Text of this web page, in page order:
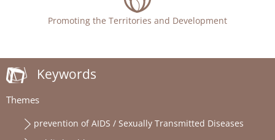
Promoting the Territories and Development
Keywords
Themes
prevention of AIDS / Sexually Transmitted Diseases